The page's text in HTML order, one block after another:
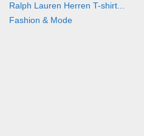
Ralph Lauren Herren T-shirt...
Fashion & Mode